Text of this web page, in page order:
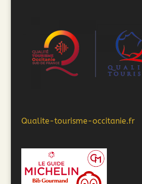
Qualite-tourisme-occitanie.fr